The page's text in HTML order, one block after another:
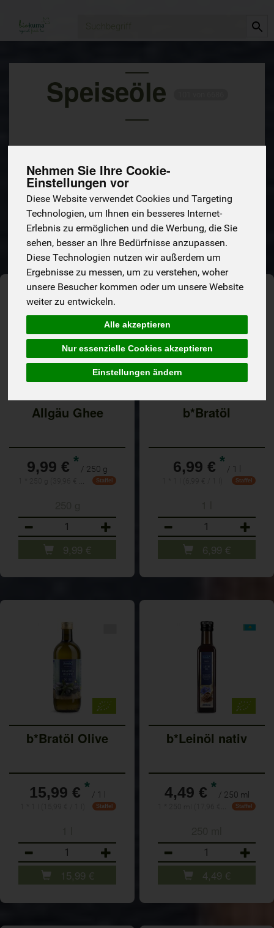
Nehmen Sie Ihre Cookie-
Einstellungen vor
Diese Website verwendet Cookies und Targeting
Technologien, um Ihnen ein besseres Internet-
Erlebnis zu ermöglichen und die Werbung, die Sie
sehen, besser an Ihre Bedürfnisse anzupassen.
Diese Technologien nutzen wir außerdem um
Ergebnisse zu messen, um zu verstehen, woher
unsere Besucher kommen oder um unsere Website
weiter zu entwickeln.
Alle akzeptieren
Nur essenzielle Cookies akzeptieren
Einstellungen ändern
Speiseöle
Hersteller Ernährung Allergene
Allgäu Ghee
9,99 € * / 250 g
Staffel
9,99 €
b*Bratöl
6,99 € * / 1 l
Staffel
6,99 €
b*Bratöl Olive
15,99 € * / 1 l
Staffel
15,99 €
b*Leinöl nativ
4,49 € * / 250 ml
Staffel
4,49 €